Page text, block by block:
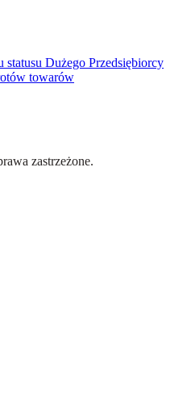
statusu Dużego Przedsiębiorcy
towarów
zastrzeżone.